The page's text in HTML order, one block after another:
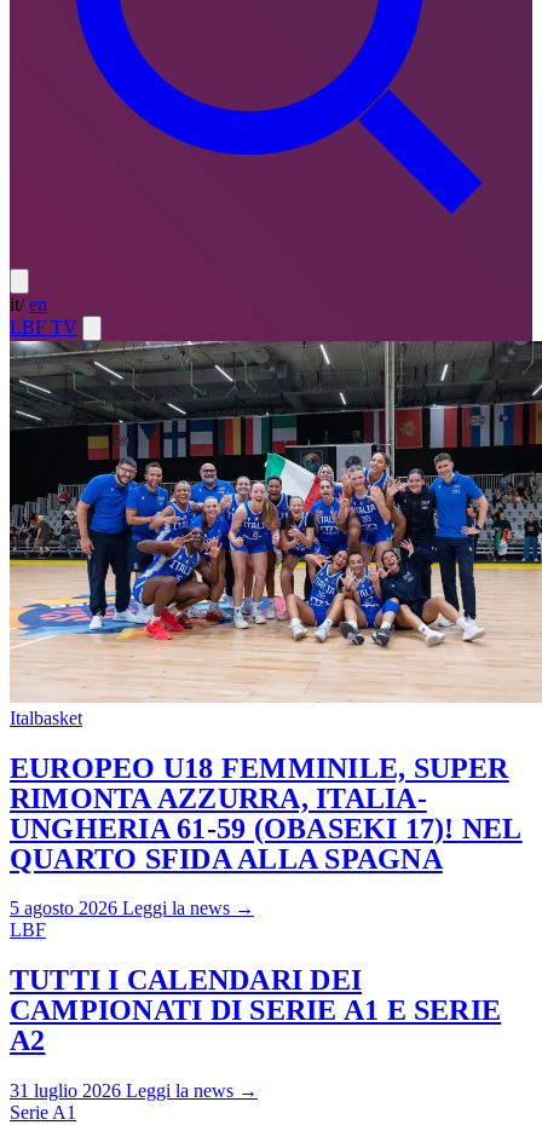
it/ en
LBF TV
Italbasket
EUROPEO U18 FEMMINILE, SUPER
RIMONTA AZZURRA, ITALIA-
UNGHERIA 61-59 (OBASEKI 17)! NEL
QUARTO SFIDA ALLA SPAGNA
5 agosto 2026 Leggi la news →
LBF
TUTTI I CALENDARI DEI
CAMPIONATI DI SERIE A1 E SERIE
A2
31 luglio 2026 Leggi la news →
Serie A1